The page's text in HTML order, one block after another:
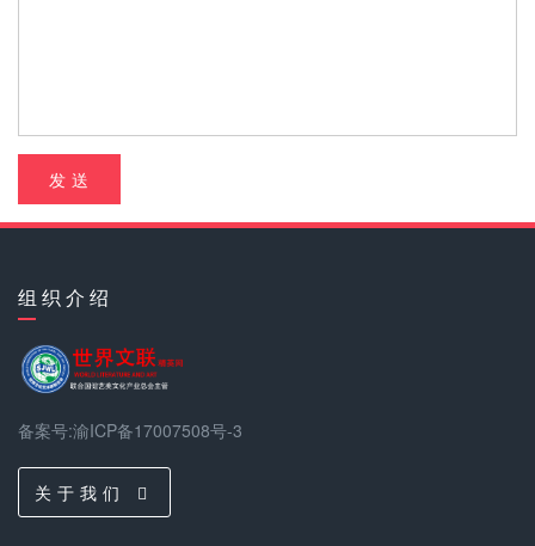
发 送
组 织 介 绍
备案号:渝ICP备17007508号-3
关 于 我 们